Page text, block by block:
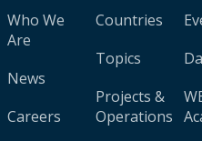
Who We
Are
News
Careers
Countries
Topics
Projects &
Operations